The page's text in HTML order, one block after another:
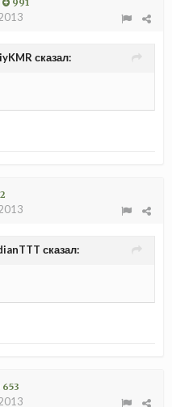
991
сказал:
2
сказал:
653